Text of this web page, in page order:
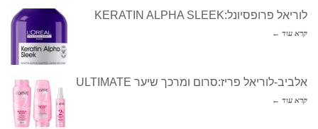
לוריאל פרופסיונל:KERATIN ALPHA SLEEK
קרא עוד ←
אלביב-לוריאל פריז:סרום ומרכך שיער ULTIMATE
קרא עוד ←